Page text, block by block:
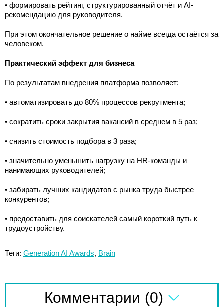
• формировать рейтинг, структурированный отчёт и AI-
рекомендацию для руководителя.
При этом окончательное решение о найме всегда остаётся за
человеком.
Практический эффект для бизнеса
По результатам внедрения платформа позволяет:
• автоматизировать до 80% процессов рекрутмента;
• сократить сроки закрытия вакансий в среднем в 5 раз;
• снизить стоимость подбора в 3 раза;
• значительно уменьшить нагрузку на HR-команды и
нанимающих руководителей;
• забирать лучших кандидатов с рынка труда быстрее
конкурентов;
• предоставить для соискателей самый короткий путь к
трудоустройству.
Теги: Generation AI Awards, Brain
Комментарии (0)